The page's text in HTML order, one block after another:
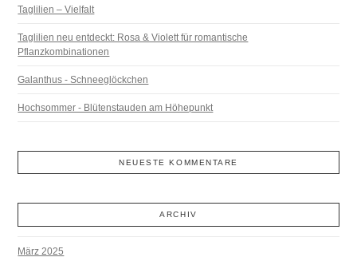
Taglilien – Vielfalt
Taglilien neu entdeckt: Rosa & Violett für romantische
Pflanzkombinationen
Galanthus - Schneeglöckchen
Hochsommer - Blütenstauden am Höhepunkt
NEUESTE KOMMENTARE
ARCHIV
März 2025